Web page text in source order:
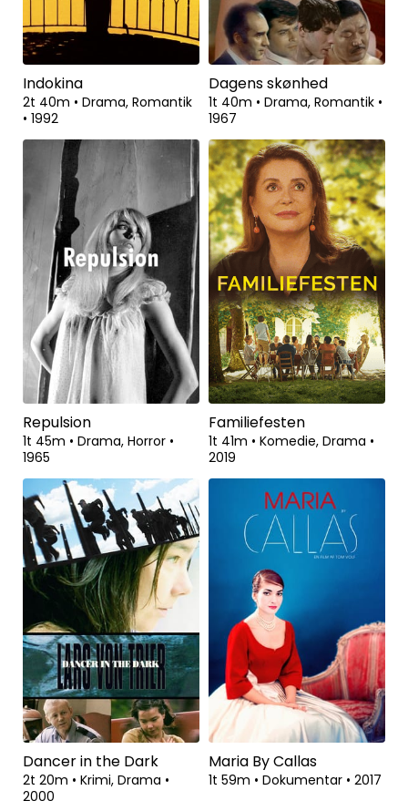
Indokina
2t 40m • Drama, Romantik
• 1992
Dagens skønhed
1t 40m • Drama, Romantik •
1967
Repulsion
1t 45m • Drama, Horror •
1965
Familiefesten
1t 41m • Komedie, Drama •
2019
Dancer in the Dark
2t 20m • Krimi, Drama •
2000
Maria By Callas
1t 59m • Dokumentar • 2017